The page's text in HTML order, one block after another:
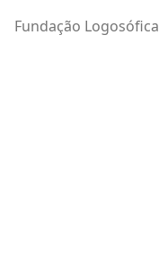
Fundação Logosófica